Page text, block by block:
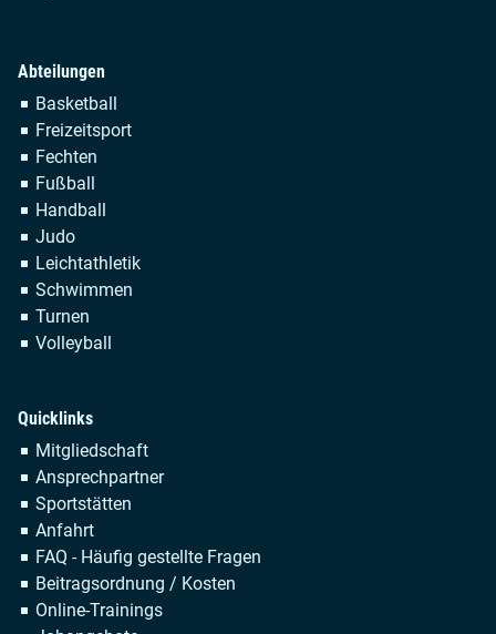
Abteilungen
Navigation
überspringen
Basketball
Freizeitsport
Fechten
Fußball
Handball
Judo
Leichtathletik
Schwimmen
Turnen
Volleyball
Quicklinks
Navigation
überspringen
Mitgliedschaft
Ansprechpartner
Sportstätten
Anfahrt
FAQ - Häufig gestellte Fragen
Beitragsordnung / Kosten
Online-Trainings